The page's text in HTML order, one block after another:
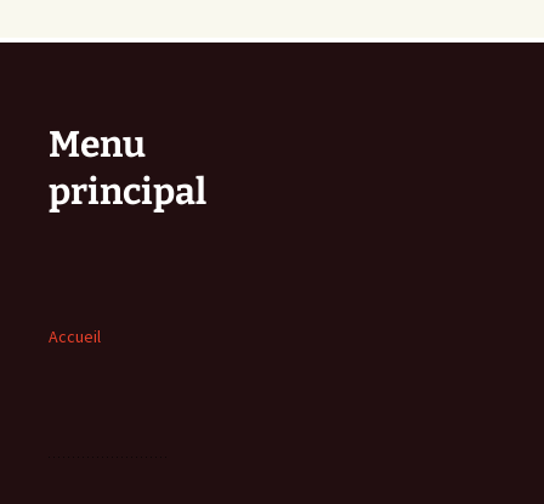
Menu
principal
Accueil